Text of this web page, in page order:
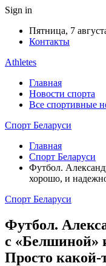
Sign in
Пятница, 7
Контакты
Athletes
Главная
Новости спорта
Все спортивные
Спорт Беларуси
Главная
Спорт Беларуси
Футбол.
хорошо, и
Спорт Беларуси
Футбол.
с «Белшиной»
Просто